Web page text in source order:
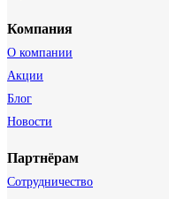
Компания
О компании
Акции
Блог
Новости
Партнёрам
Сотрудничество